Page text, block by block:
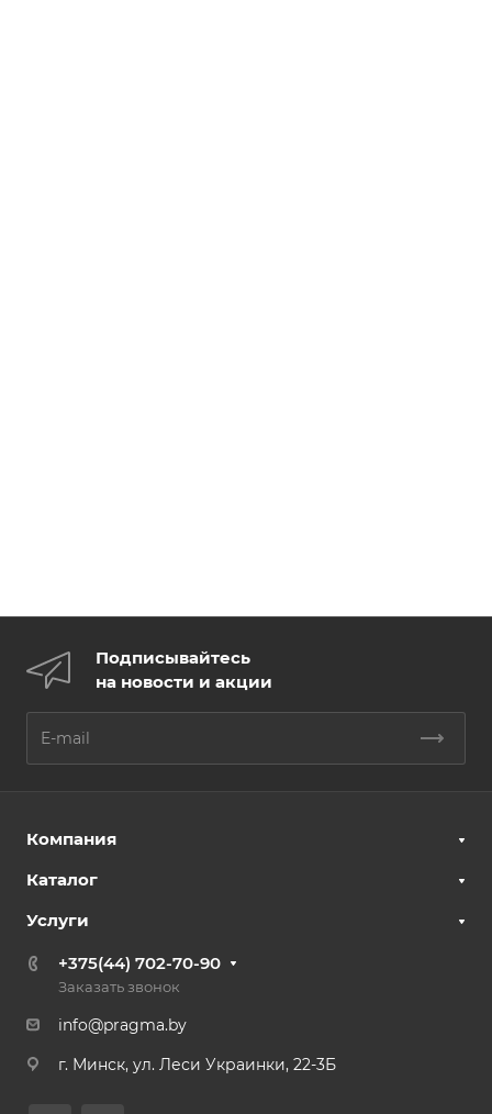
Подписывайтесь
на новости и акции
Компания
Каталог
Услуги
+375(44) 702-70-90
Заказать звонок
info@pragma.by
г. Минск, ул. Леси Украинки, 22-3Б